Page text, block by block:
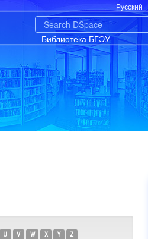
Русский
Библиотека БГЭУ
U V W X Y
Z